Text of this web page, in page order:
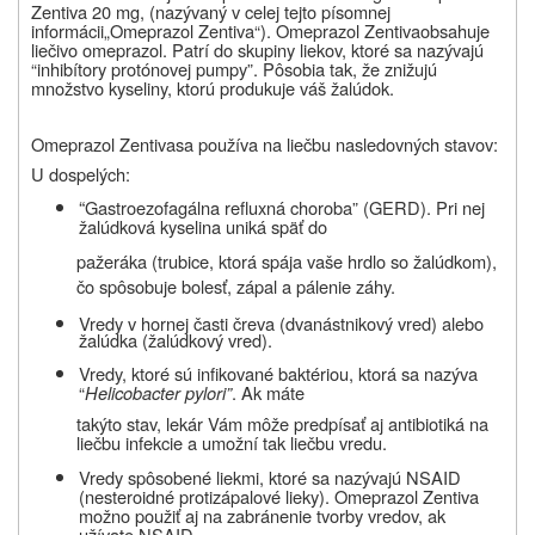
Zentiva 20 mg, (nazývaný v celej tejto písomnej
informácii„Omeprazol Zentiva“). Omeprazol Zentivaobsahuje
liečivo omeprazol. Patrí do skupiny liekov, ktoré sa nazývajú
“inhibítory protónovej pumpy”. Pôsobia tak, že znižujú
množstvo kyseliny, ktorú produkuje váš žalúdok.
OmeprazolZentivasa používa na liečbu nasledovných stavov:
U dospelých:
“Gastroezofagálna refluxná choroba” (GERD). Pri nej
žalúdková kyselina uniká späť do
pažeráka (trubice, ktorá spája vaše hrdlo so žalúdkom),
čo spôsobuje bolesť, zápal a pálenie záhy.
Vredy v hornej časti čreva (dvanástnikový vred) alebo
žalúdka (žalúdkový vred).
Vredy, ktoré sú infikované baktériou, ktorá sa nazýva
“Helicobacter pylori”. Ak máte
takýto stav, lekár Vám môže predpísať aj antibiotiká na
liečbu infekcie a umožní tak liečbu vredu.
Vredy spôsobené liekmi, ktoré sa nazývajú NSAID
(nesteroidné protizápalové lieky). OmeprazolZentiva
možno použiť aj na zabránenie tvorby vredov, ak